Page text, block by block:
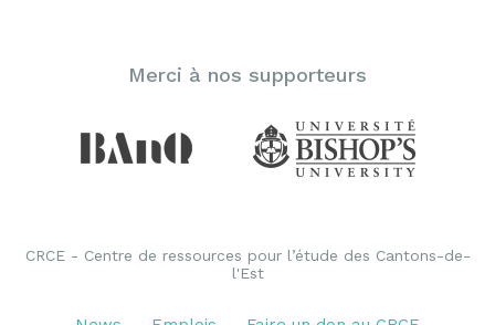
Merci à nos supporteurs
CRCE - Centre de ressources pour l’étude des Cantons-de-
l'Est